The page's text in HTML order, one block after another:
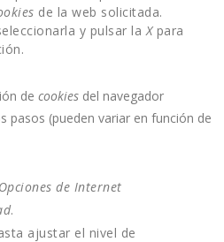
de la web solicitada.
y pulsar laXpara
de cookies del navegador
pasos (pueden variar en función de
Opciones de Internet
.
ajustar el nivel de